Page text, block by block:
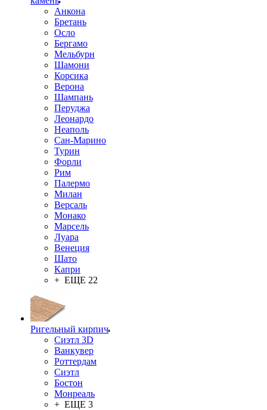
Анкона
Бретань
Осло
Бергамо
Мельбурн
Шамони
Корсика
Верона
Шампань
Перуджа
Леонардо
Неаполь
Сан-Марино
Турин
Форли
Рим
Палермо
Милан
Версаль
Монако
Марсель
Луара
Венеция
Шато
Капри
+ ЕЩЕ 22
Ригельный кирпич
Сиэтл 3D
Ванкувер
Роттердам
Сиэтл
Бостон
Монреаль
+ ЕЩЕ 3